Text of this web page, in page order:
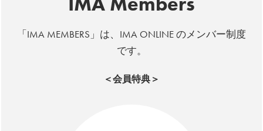
「IMA MEMBERS」は、IMA ONLINE のメンバー制度
です。
＜会員特典＞